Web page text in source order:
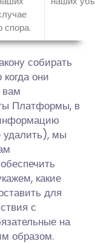
спора.
собирать
они
вам
Платформы, в
удалить), мы
какие
для
с
на
образом.